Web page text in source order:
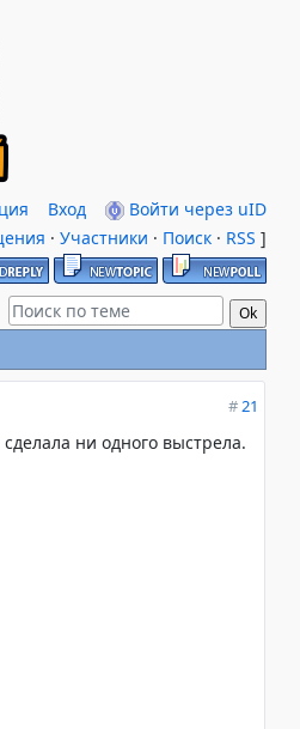
Вход
Войти через uID
· Участники · Поиск · RSS ]
#21
ни одного выстрела.